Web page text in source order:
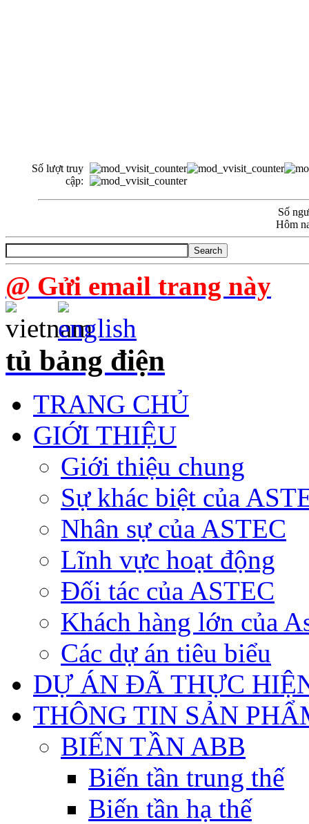
Số lượt truy
cập:
Số
Hôm
@ Gửi email trang này
tủ bảng điện
TRANG CHỦ
GIỚI THIỆU
Giới thiệu chung
Sự khác biệt của
Nhân sự của ASTEC
Lĩnh vực hoạt động
Đối tác của ASTEC
Khách hàng lớn của
Các dự án tiêu biểu
DỰ ÁN ĐÃ THỰC
THÔNG TIN SẢN
BIẾN TẦN ABB
Biến tần trung thế
Biến tần hạ thế